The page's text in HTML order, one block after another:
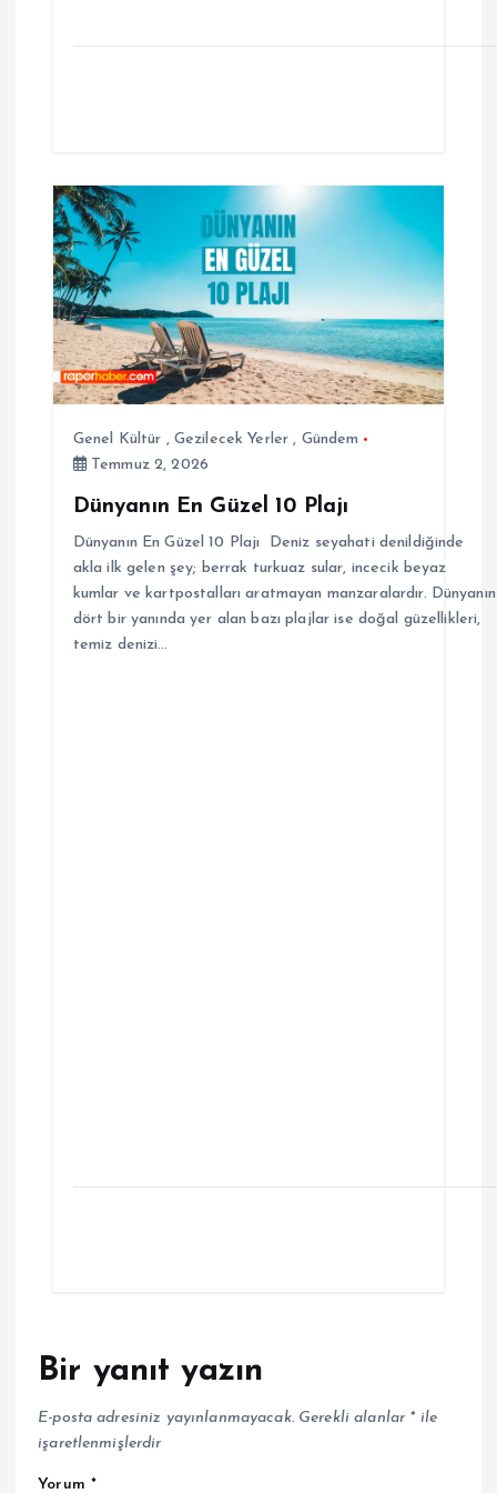
Genel Kültür , Gezilecek Yerler , Gündem
Temmuz 2, 2026
Dünyanın En Güzel 10 Plajı
Dünyanın En Güzel 10 Plajı Deniz seyahati denildiğinde
akla ilk gelen şey; berrak turkuaz sular, incecik beyaz
kumlar ve kartpostalları aratmayan manzaralardır. Dünyanın
dört bir yanında yer alan bazı plajlar ise doğal güzellikleri,
temiz denizi…
Bir yanıt yazın
E-posta adresiniz yayınlanmayacak. Gerekli alanlar *ile
işaretlenmişlerdir
Yorum *